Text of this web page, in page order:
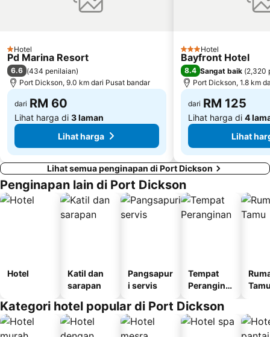
1 Bintang
Hotel
Pd Marina Resort
6.6 (434 penilaian)
Port Dickson, 9.0 km dari Pusat bandar
dari RM 60
Lihat harga di 3 laman
Lihat harga
3 Bintang
Hotel
Bayfront Hotel
8.4 Sangat baik (2,320
Port Dickson, 1.8 km
dari RM 125
Lihat harga di 4
Lihat
Lihat semua penginapan di Port Dickson
Penginapan lain di Port Dickson
Hotel
Katil dan
sarapan
Pangsapur
i servis
Tempat
Perangina
Kategori hotel popular di Port Dickson